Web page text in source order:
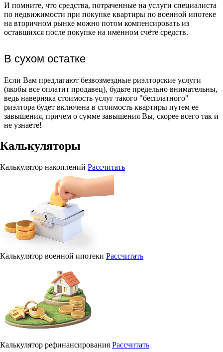
И помните, что средства, потраченные на услуги специалиста
по недвижимости при покупке квартиры по военной ипотеке
на вторичном рынке можно потом компенсировать из
оставшихся после покупке на именном счёте средств.
В сухом остатке
Если Вам предлагают безвозмездные риэлторские услуги
(якобы все оплатит продавец), будьте предельно внимательны,
ведь наверняка стоимость услуг такого "бесплатного"
риэлтора будет включена в стоимость квартиры путем ее
завышения, причем о сумме завышения Вы, скорее всего так и
не узнаете!
Калькуляторы
Калькулятор накоплений Рассчитать
Калькулятор военной ипотеки Рассчитать
Калькулятор рефинансирования Рассчитать